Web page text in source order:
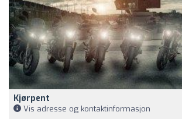
Kjørpent
Vis adresse og kontaktinformasjon